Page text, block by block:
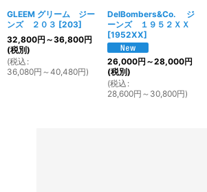
GLEEM グリーム ジー
ンズ ２０３ [203]
32,800円 ～36,800円
(税別)
(税込 :
36,080円 ～40,480円)
DelBombers&Co. ジ
ーンズ １９５２ＸＸ
[1952XX]
26,000円 ～28,000円
(税別)
(税込 :
28,600円 ～30,800円)